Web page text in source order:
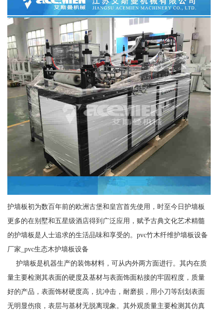
护墙板初为数百年前的欧洲古堡和皇宫首先使用，时至今日护墙板
更多的在别墅和五星级酒店得到广泛应用，赋予古典文化艺术精髓
的护墙板是人士追求的生活品味和享受的。pvc竹木纤维护墙板设备
厂家_pvc生态木护墙板设备
护墙板是机器生产的装饰材料，可从内外两方面进行。其内在质
量主要检测其表面的硬度及基材与表面饰面粘接的牢固程度，质量
好的产品，表面饰材硬度高，抗冲击，耐磨损，用小刀等刮划表面
无明显伤痕，表层与基材无脱离现象。其外观质量主要检测其仿真